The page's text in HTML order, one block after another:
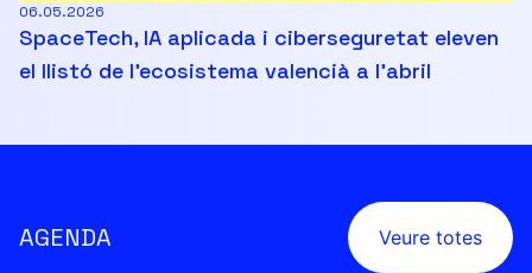
06.05.2026
SpaceTech, IA aplicada i ciberseguretat eleven
el llistó de l’ecosistema valencià a l’abril
AGENDA Veure totes